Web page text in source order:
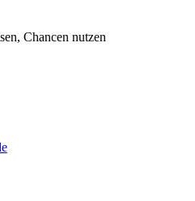
Chancen nutzen